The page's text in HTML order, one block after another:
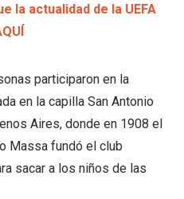
la actualidad de la UEFA
participaron en la
en la capilla San Antonio
Aires, donde en 1908 el
Massa fundó el club
sacar a los niños de las